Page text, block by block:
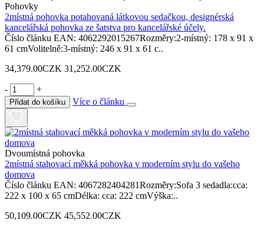
Pohovky
2místná pohovka potahovaná látkovou sedačkou, designérská
kancelářská pohovka ze šatstva pro kancelářské účely.
Číslo článku EAN: 4062292015267Rozměry:2-místný: 178 x 91 x
61 cmVolitelně:3-místný: 246 x 91 x 61 c..
34,379.00CZK 31,252.00CZK
- +
Přidat do košíku Více o článku
Dvoumístná pohovka
2místná stahovací měkká pohovka v moderním stylu do vašeho
domova
Číslo článku EAN: 4067282404281Rozměry:Sofa 3 sedadla:cca:
222 x 100 x 65 cmDélka: cca: 222 cmVýška:..
50,109.00CZK 45,552.00CZK